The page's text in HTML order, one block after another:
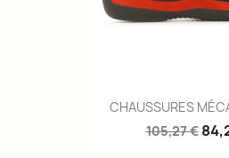
CHAUSSURES
105,27 €